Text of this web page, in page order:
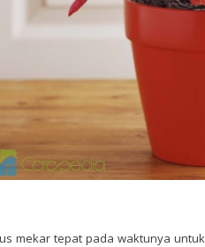
mekar tepat pada waktunya